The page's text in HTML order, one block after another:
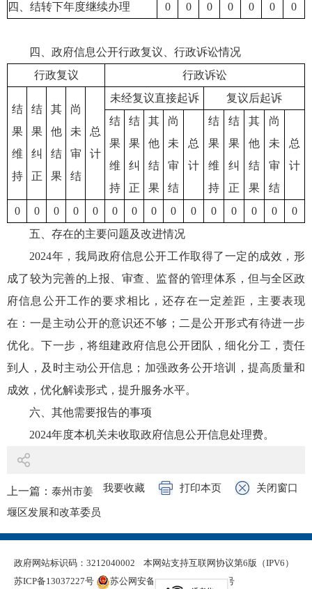
四、结转下年度继续办理
0 0 0 0 0 0 0
四、政府信息公开行政复议、行政诉讼情况
行政复议
行政诉讼
结
果
维
持
结
果
纠
正
其
他
结
果
尚
未
审
结
总
计
未经复议直接起诉
复议后起诉
结
果
维
持
结
果
纠
正
其
他
结
果
尚
未
审
结
总
计
结
果
维
持
结
果
纠
正
其
他
结
果
尚
未
审
结
总
计
0 0 0 0 0 0 0 0 0 0 0 0 0 0
0
五、存在的主要问题及改进情况
2024年，我局政府信息公开工作取得了一定的成效，形
成了较为完善的上报、审查、监督的管理体系，但与全区政
府信息公开工作的要求相比，还存在一定差距，主要表现
在：一是主动公开的意识还不够；二是公开形式有待进一步
优化。下一步，将组建政府信息公开团队，细化分工，责任
到人，及时主动公开信息；加强政务公开培训，提高质量和
成效，优化解读形式，提升服务水平。
六、其他需要报告的事项
2024年度本机关未收取政府信息公开信息处理费。
我要收藏 打印本页 关闭窗口
上一篇： 泰州市姜
堰区发展和改革委员
会2024年政府信息公
下一篇： 泰州市姜
政府网站标识码：3212040002
本网站支持互联网协议第6版（IPV6）
苏ICP备13037227号
苏公网安备 32120402000321号